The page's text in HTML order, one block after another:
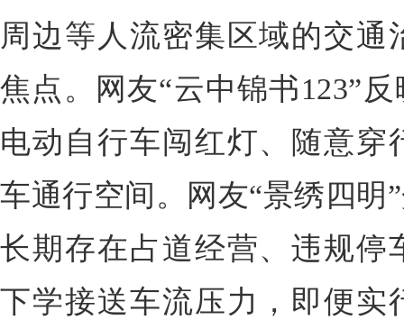
周边等人流密集区域的交
焦点。网友“云中锦书123”
电动自行车闯红灯、随意穿
车通行空间。网友“景绣四明
长期存在占道经营、违规停
下学接送车流压力，即便实